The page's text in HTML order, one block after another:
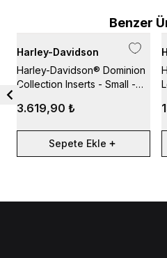
Benzer
Harley-Davidson
Harley-Davidson® Dominion
Collection Inserts - Small -
3.619,90 ₺
Sepete Ekle